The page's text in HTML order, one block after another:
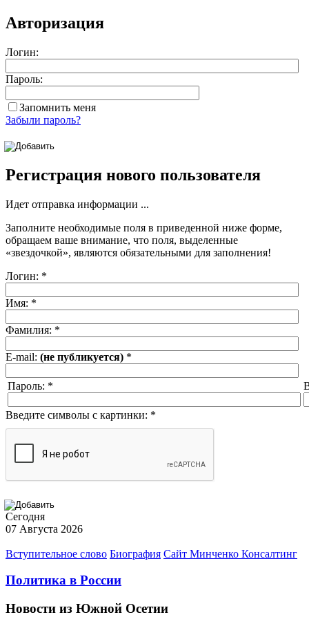
Авторизация
Логин:
Пароль:
Запомнить меня
Забыли пароль?
Регистрация нового пользователя
Идет отправка информации ...
Заполните необходимые поля в приведенной ниже форме,
обращаем ваше внимание, что поля, выделенные
«звездочкой», являются обязательными для заполнения!
Логин: *
Имя: *
Фамилия: *
E-mail: (не публикуется) *
Пароль: *
Введите символы с картинки: *
Сегодня
07 Августа 2026
Вступительное слово Биография Сайт Минченко Консалтинг
Политика в России
Новости из Южной Осетии